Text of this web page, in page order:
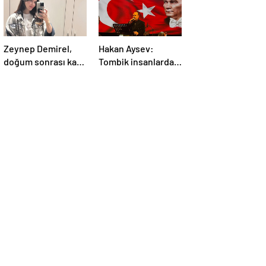
Zeynep Demirel,
doğum sonrası kaç
Hakan Aysev:
Tombik insanlardan